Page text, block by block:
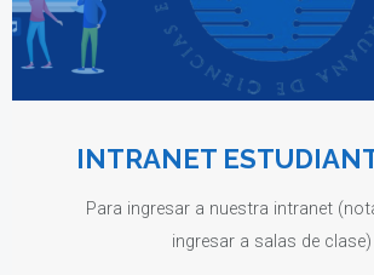
INTRANET
Para ingresar a nuestra intranet
ingresar a salas de clase)